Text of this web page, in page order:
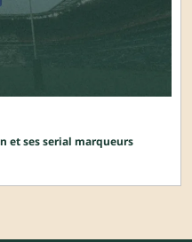
et ses serial marqueurs